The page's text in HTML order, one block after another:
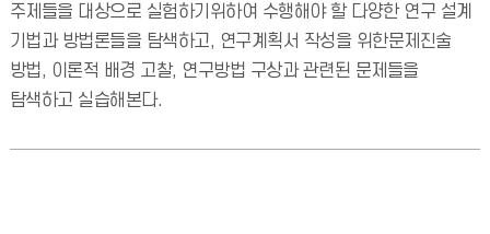
주제들을 대상으로 실험하기위하여 수행해야 할 다양한 연구 설계
기법과 방법론들을 탐색하고, 연구계획서 작성을 위한문제진술
방법, 이론적 배경 고찰, 연구방법 구상과 관련된 문제들을
탐색하고 실습해본다.